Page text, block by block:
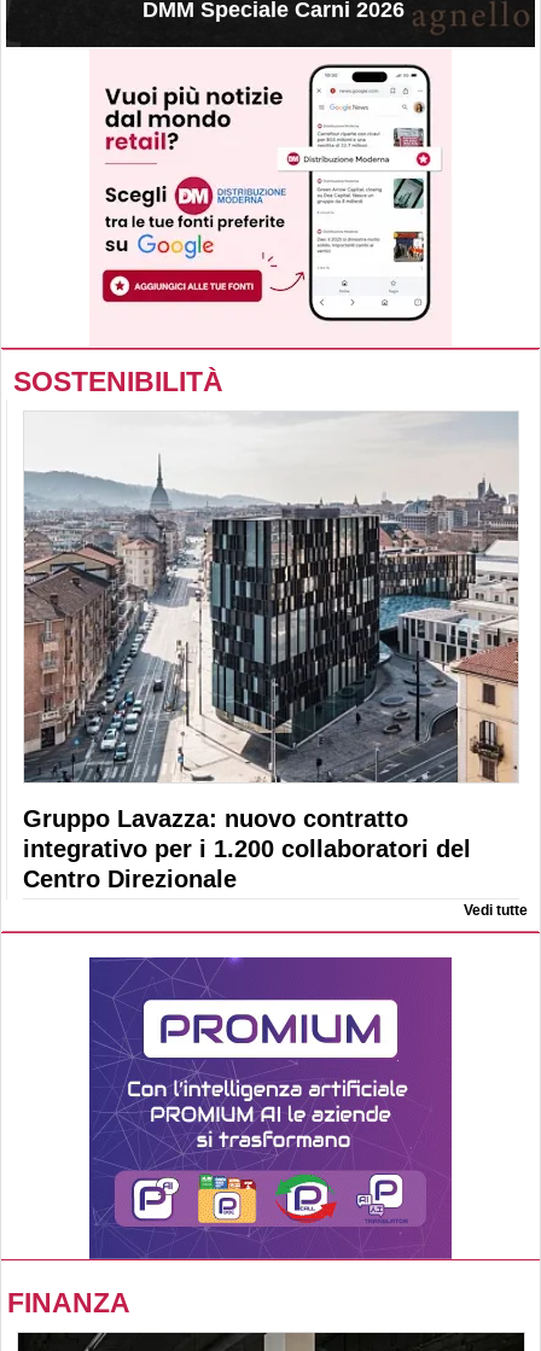
DMM Speciale Carni 2026
SOSTENIBILITÀ
Gruppo Lavazza: nuovo contratto
integrativo per i 1.200 collaboratori del
Centro Direzionale
Vedi tutte
FINANZA